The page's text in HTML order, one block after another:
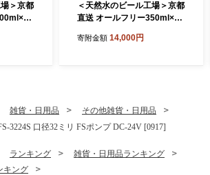
＞京都
＜天然水のビール工場＞京都
直送 オールフリー350ml×24
寄附金額 14,000円
雑貨・日用品
その他雑貨・日用品
3224S 口径32ミリ FSポンプ DC-24V [0917]
ランキング
雑貨・日用品ランキング
キング